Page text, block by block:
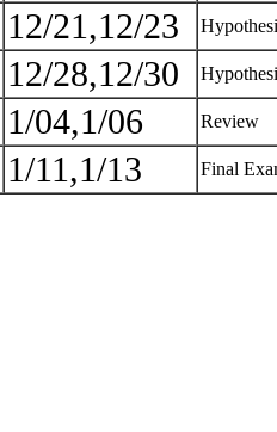
12/21,12/23
12/28,12/30
1/04,1/06 Review
1/11,1/13 Final